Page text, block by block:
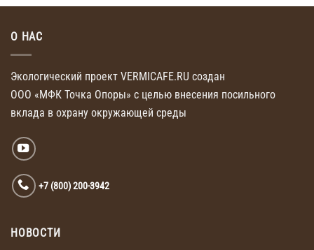
О НАС
Экологический проект VERMICAFE.RU создан
ООО «МФК Точка Опоры» с целью внесения посильного
вклада в охрану окружающей среды
+7 (800) 200-3942
НОВОСТИ